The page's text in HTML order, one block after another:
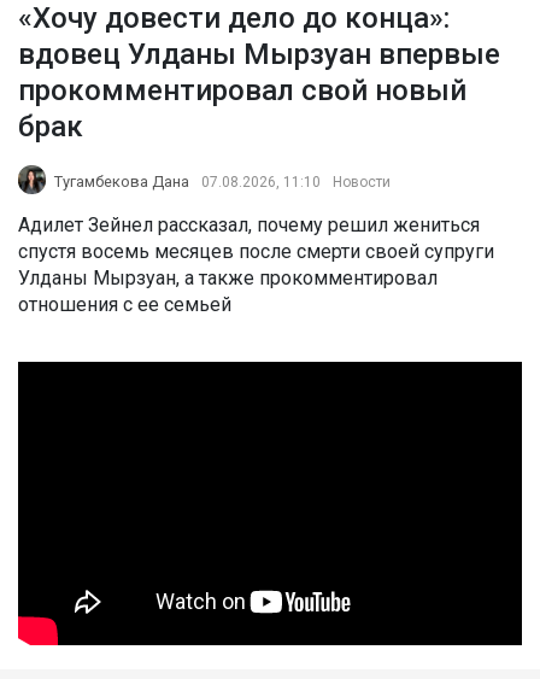
«Хочу довести дело до конца»:
вдовец Улданы Мырзуан впервые
прокомментировал свой новый
брак
Тугамбекова Дана 07.08.2026, 11:10 Новости
Адилет Зейнел рассказал, почему решил жениться
спустя восемь месяцев после смерти своей супруги
Улданы Мырзуан, а также прокомментировал
отношения с ее семьей